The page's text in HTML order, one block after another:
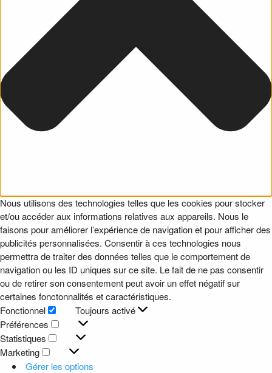
Nous utilisons des technologies telles que les cookies pour stocker
et/ou accéder aux informations relatives aux appareils. Nous le
faisons pour améliorer l’expérience de navigation et pour afficher des
publicités personnalisées. Consentir à ces technologies nous
permettra de traiter des données telles que le comportement de
navigation ou les ID uniques sur ce site. Le fait de ne pas consentir
ou de retirer son consentement peut avoir un effet négatif sur
certaines fonctonnalités et caractéristiques.
Fonctionnel
Fonctionnel
Toujours activé
Préférences
Préférences
Statistiques
Statistiques
Marketing
Marketing
Gérer les options